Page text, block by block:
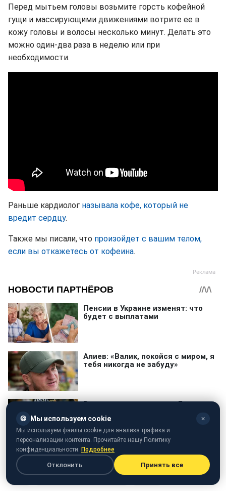
Перед мытьем головы возьмите горсть кофейной
гущи и массирующими движениями вотрите ее в
кожу головы и волосы несколько минут. Делать это
можно один-два раза в неделю или при
необходимости.
Раньше кардиолог называла кофе, который не
вредит сердцу.
Также мы писали, что произойдет с вашим телом,
если вы откажетесь от кофеина.
🍪 Мы используем cookie ✕
Мы используем файлы cookie для анализа трафика и
персонализации контента. Прочитайте нашу Политику
конфиденциальности. Подробнее
Отклонить Принять все